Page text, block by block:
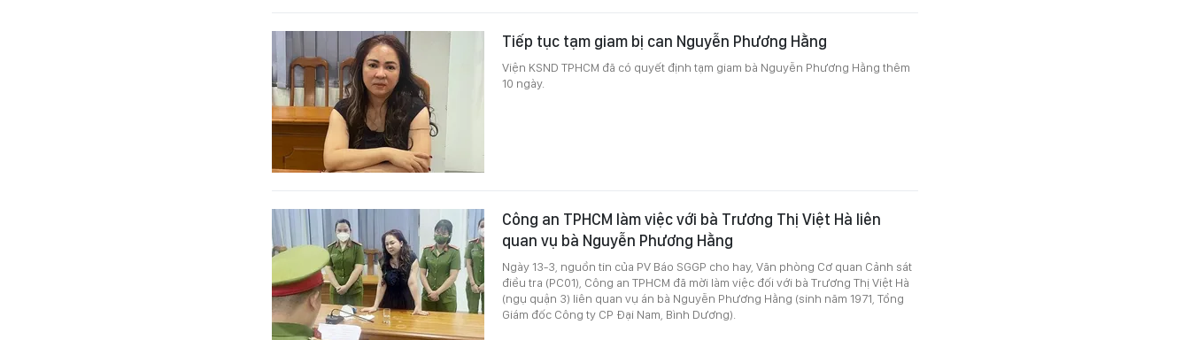
Tiếp tục tạm giam bị can Nguyễn Phương Hằng
Viện KSND TPHCM đã có quyết định tạm giam bà Nguyễn Phương Hằng thêm
10 ngày.
Công an TPHCM làm việc với bà Trương Thị Việt Hà liên
quan vụ bà Nguyễn Phương Hằng
Ngày 13-3, nguồn tin của PV Báo SGGP cho hay, Văn phòng Cơ quan Cảnh sát
điều tra (PC01), Công an TPHCM đã mời làm việc đối với bà Trương Thị Việt Hà
(ngụ quận 3) liên quan vụ án bà Nguyễn Phương Hằng (sinh năm 1971, Tổng
Giám đốc Công ty CP Đại Nam, Bình Dương).